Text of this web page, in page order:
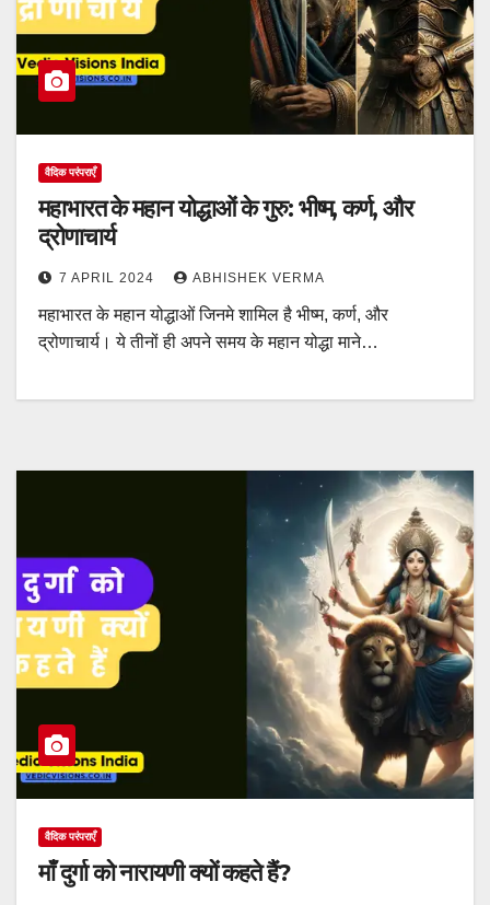
वैदिक परंपराएँ
महाभारत के महान योद्धाओं के गुरु: भीष्म, कर्ण, और
द्रोणाचार्य
7 APRIL 2024 ABHISHEK VERMA
महाभारत के महान योद्धाओं जिनमे शामिल है भीष्म, कर्ण, और
द्रोणाचार्य। ये तीनों ही अपने समय के महान योद्धा माने…
वैदिक परंपराएँ
माँ दुर्गा को नारायणी क्यों कहते हैं?